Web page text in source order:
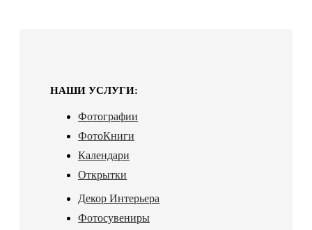
НАШИ УСЛУГИ:
Фотографии
ФотоКниги
Календари
Открытки
Декор Интерьера
Фотосувениры